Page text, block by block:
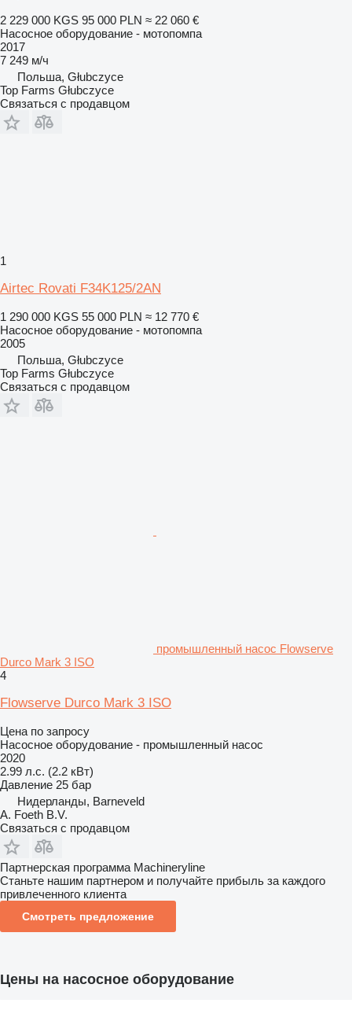
2 229 000 KGS 95 000 PLN ≈ 22 060 €
Насосное оборудование - мотопомпа
2017
7 249 м/ч
Польша, Głubczyce
Top Farms Głubczyce
Связаться с продавцом
1
Airtec Rovati F34K125/2AN
1 290 000 KGS 55 000 PLN ≈ 12 770 €
Насосное оборудование - мотопомпа
2005
Польша, Głubczyce
Top Farms Głubczyce
Связаться с продавцом
промышленный насос Flowserve
Durco Mark 3 ISO
4
Flowserve Durco Mark 3 ISO
Цена по запросу
Насосное оборудование - промышленный насос
2020
2.99 л.с. (2.2 кВт)
Давление 25 бар
Нидерланды, Barneveld
A. Foeth B.V.
Связаться с продавцом
Партнерская программа Machineryline
Станьте нашим партнером и получайте прибыль за каждого
привлеченного клиента
Смотреть предложение
Цены на насосное оборудование